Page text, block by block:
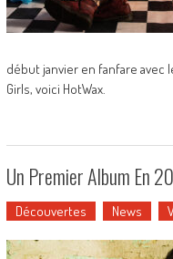
début janvier en fanfare avec
Girls, voici HotWax.
Un Premier Album En
Découvertes News